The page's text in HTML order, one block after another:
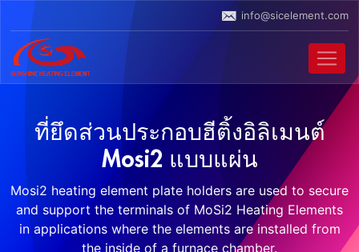
info@sicelement.com
ที่ยึดส่วนประกอบฮีติ้งอิลิเมนต์
Mosi2 แบบแผ่น
Mosi2 heating element plate holders are used to secure
and support the terminals of MoSi2 Heating Elements
in applications where the elements are installed from
the inside of a furnace chamber.